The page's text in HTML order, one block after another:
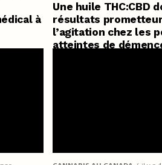
à
Une huile THC:CBD
résultats
l’agitation chez les
atteintes de